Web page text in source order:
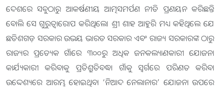
ଦେଶରେ ସବୁଠାରୁ ଆକର୍ଷଣୀୟ ଆତ୍ମସମର୍ପଣ ନୀତି ପ୍ରଣୟନ କରିଛନ୍ତି
ବୋଲି ସେ ଗୁରୁତ୍ୱାରୋପ କରିଥିଲେ। ଶ୍ରୀ ଶାହ ଆହୁରି ମଧ୍ୟ କହିଥିଲେ ଯେ
ଛତିଶଗଡ଼ ସରକାର ଉଭୟ ଭାରତ ସରକାର ଏବଂ ରାଜ୍ୟ ସରକାରଙ୍କ ଠାରୁ
ରାଜ୍ୟର ପ୍ରତ୍ୟେକ ଗାଁରେ ୩୦୦ରୁ ଅଧିକ ଜନକଲ୍ୟାଣକାରୀ ଯୋଜନା
କାର୍ଯ୍ୟକାରୀ କରିବାକୁ ପ୍ରତିଶ୍ରୁତିବଦ୍ଧ। ଗାଁକୁ ସ୍ୱର୍ଗରେ ପରିଣତ କରିବା
ଉଦ୍ଦେଶ୍ୟରେ ଆରମ୍ଭ ହୋଇଥିବା ‘ନିଆଦ ନେଲାନାର’ ଯୋଜନା ଉପରେ